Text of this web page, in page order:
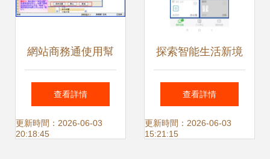
網站商務通使用幫
助文檔 自定義客服
端軟件使用參數
查看詳情
更新時間：2026-06-03
20:18:45
探索智能生活新境
界 百智家手機版與
最新版本下載指南
查看詳情
更新時間：2026-06-03
15:21:15